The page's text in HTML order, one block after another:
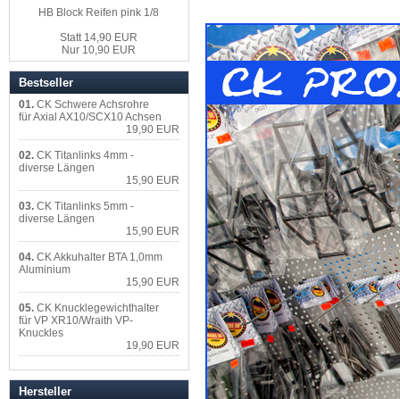
HB Block Reifen pink 1/8
Statt 14,90 EUR
Nur 10,90 EUR
Bestseller
01. CK Schwere Achsrohre
für Axial AX10/SCX10 Achsen
19,90 EUR
02. CK Titanlinks 4mm -
diverse Längen
15,90 EUR
03. CK Titanlinks 5mm -
diverse Längen
15,90 EUR
04. CK Akkuhalter BTA 1,0mm
Aluminium
15,90 EUR
05. CK Knucklegewichthalter
für VP XR10/Wraith VP-
Knuckles
19,90 EUR
Hersteller